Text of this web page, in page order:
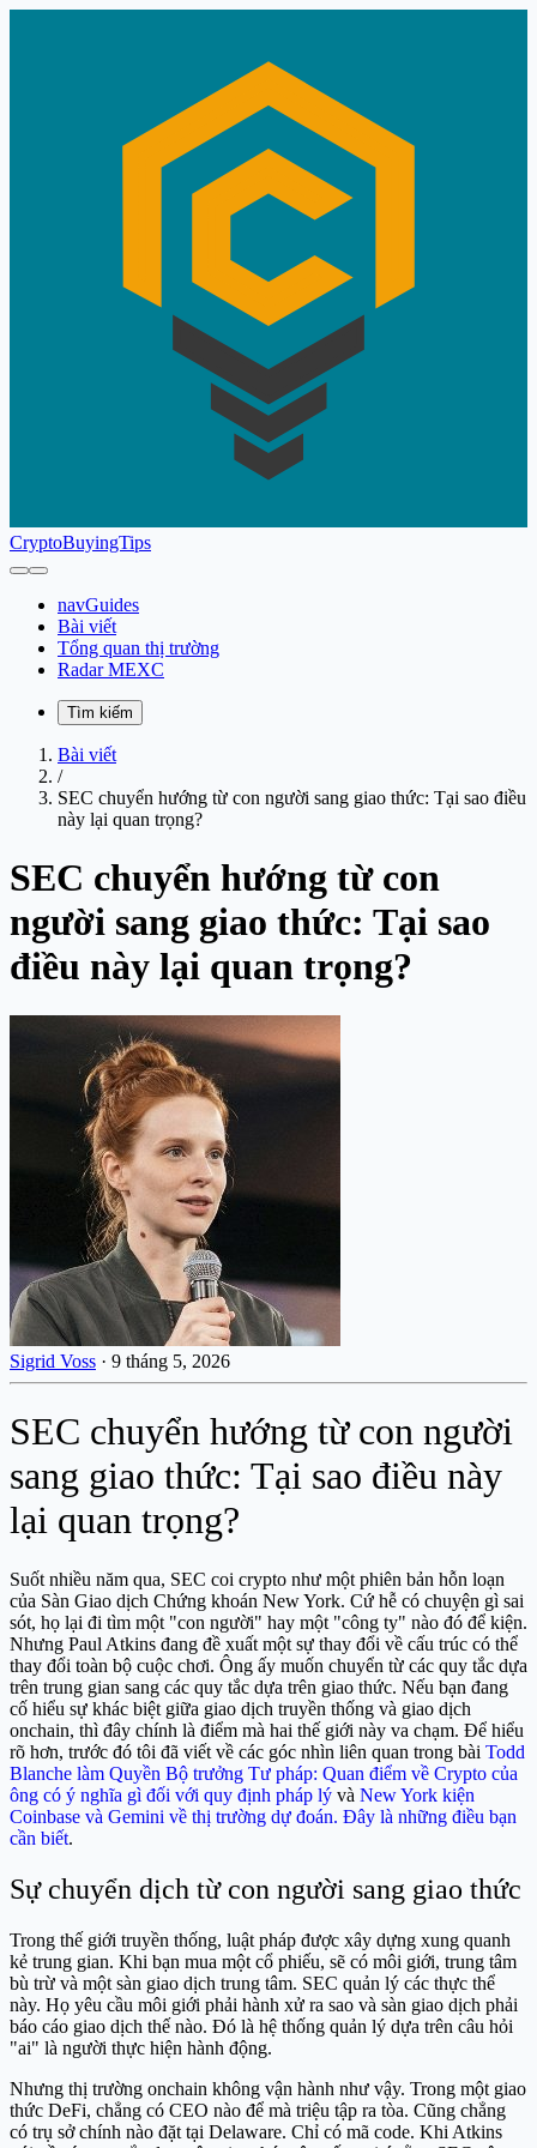
CryptoBuyingTips
navGuides
Bài viết
Tổng quan thị trường
Radar MEXC
Tìm kiếm
Bài viết
/
SEC chuyển hướng từ con người sang giao thức: Tại sao điều
này lại quan trọng?
SEC chuyển hướng từ con
người sang giao thức: Tại sao
điều này lại quan trọng?
Sigrid Voss · 9 tháng 5, 2026
SEC chuyển hướng từ con người
sang giao thức: Tại sao điều này
lại quan trọng?
Suốt nhiều năm qua, SEC coi crypto như một phiên bản hỗn loạn
của Sàn Giao dịch Chứng khoán New York. Cứ hễ có chuyện gì sai
sót, họ lại đi tìm một "con người" hay một "công ty" nào đó để kiện.
Nhưng Paul Atkins đang đề xuất một sự thay đổi về cấu trúc có thể
thay đổi toàn bộ cuộc chơi. Ông ấy muốn chuyển từ các quy tắc dựa
trên trung gian sang các quy tắc dựa trên giao thức. Nếu bạn đang
cố hiểu sự khác biệt giữa giao dịch truyền thống và giao dịch
onchain, thì đây chính là điểm mà hai thế giới này va chạm. Để hiểu
rõ hơn, trước đó tôi đã viết về các góc nhìn liên quan trong bài Todd
Blanche làm Quyền Bộ trưởng Tư pháp: Quan điểm về Crypto của
ông có ý nghĩa gì đối với quy định pháp lý và New York kiện
Coinbase và Gemini về thị trường dự đoán. Đây là những điều bạn
cần biết.
Sự chuyển dịch từ con người sang giao thức
Trong thế giới truyền thống, luật pháp được xây dựng xung quanh
kẻ trung gian. Khi bạn mua một cổ phiếu, sẽ có môi giới, trung tâm
bù trừ và một sàn giao dịch trung tâm. SEC quản lý các thực thể
này. Họ yêu cầu môi giới phải hành xử ra sao và sàn giao dịch phải
báo cáo giao dịch thế nào. Đó là hệ thống quản lý dựa trên câu hỏi
"ai" là người thực hiện hành động.
Nhưng thị trường onchain không vận hành như vậy. Trong một giao
thức DeFi, chẳng có CEO nào để mà triệu tập ra tòa. Cũng chẳng
có trụ sở chính nào đặt tại Delaware. Chỉ có mã code. Khi Atkins